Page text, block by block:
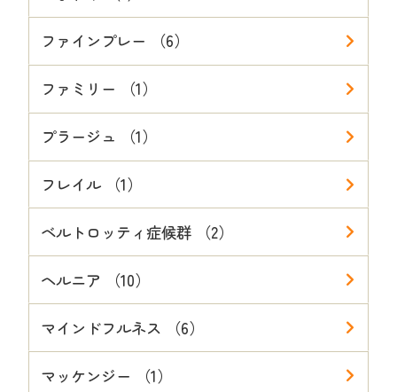
ファインプレー （6）
ファミリー （1）
プラージュ （1）
フレイル （1）
ベルトロッティ症候群 （2）
ヘルニア （10）
マインドフルネス （6）
マッケンジー （1）